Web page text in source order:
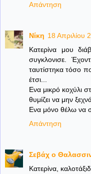
Απάντηση
Νίκη 18 Απριλίου
Κατερίνα μου
συγκλονισε.
ταυτίστηκα τόσο
έτσι...
Ενα μικρό κοχύλι
θυμίζει να μην
Ενα μόνο θέλω να
Απάντηση
Σεβάχ ο
Κατερίνα,